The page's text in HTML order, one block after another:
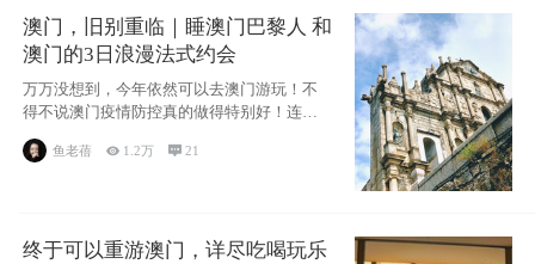
澳门，旧别重临｜睡澳门巴黎人 和
澳门的3日浪漫法式约会
万万没想到，今年依然可以去澳门游玩！不
得不说澳门疫情防控真的做得特别好！连续
鱼老蓓  1.2万 21
终于可以重游澳门，详尽吃喝玩乐